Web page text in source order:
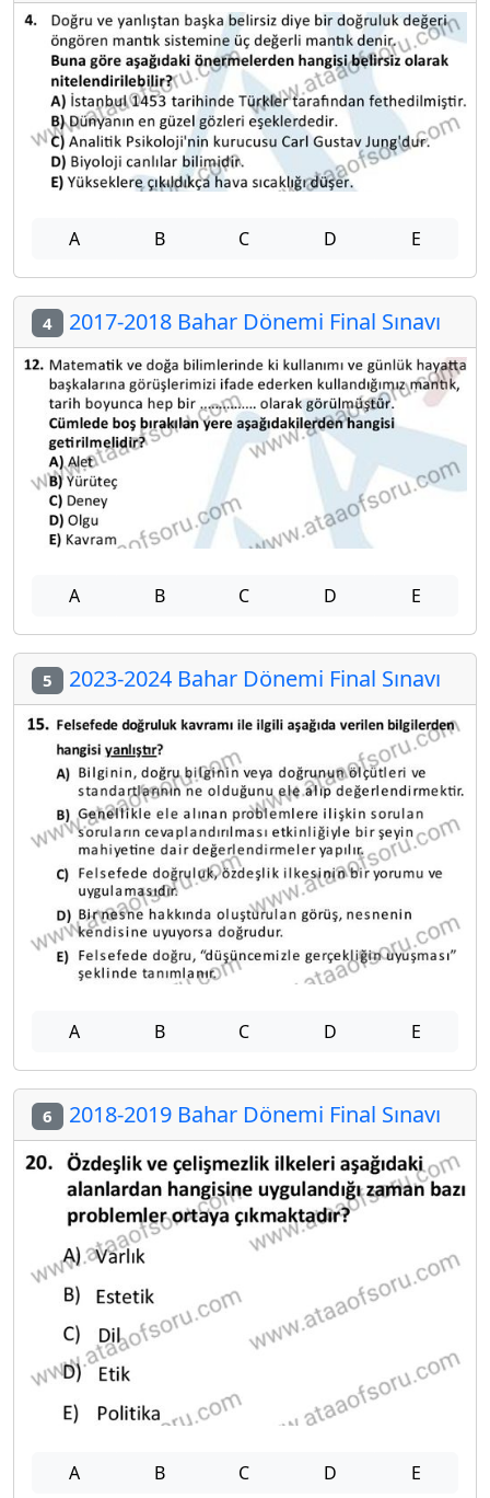
A B C D E
4 2017-2018 Bahar Dönemi Final Sınavı
A B C D E
5 2023-2024 Bahar Dönemi Final Sınavı
A B C D E
6 2018-2019 Bahar Dönemi Final Sınavı
A B C D E